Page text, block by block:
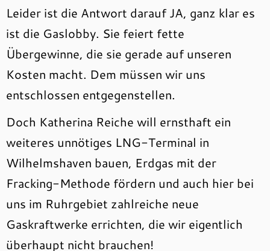
Leider ist die Antwort darauf JA, ganz klar es
ist die Gaslobby. Sie feiert fette
Übergewinne, die sie gerade auf unseren
Kosten macht. Dem müssen wir uns
entschlossen entgegenstellen.
Doch Katherina Reiche will ernsthaft ein
weiteres unnötiges LNG-Terminal in
Wilhelmshaven bauen, Erdgas mit der
Fracking-Methode fördern und auch hier bei
uns im Ruhrgebiet zahlreiche neue
Gaskraftwerke errichten, die wir eigentlich
überhaupt nicht brauchen!